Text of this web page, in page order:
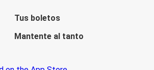
Tus boletos
Mantente al tanto